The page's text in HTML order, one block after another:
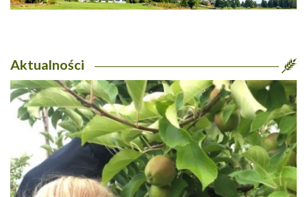
Aktualności